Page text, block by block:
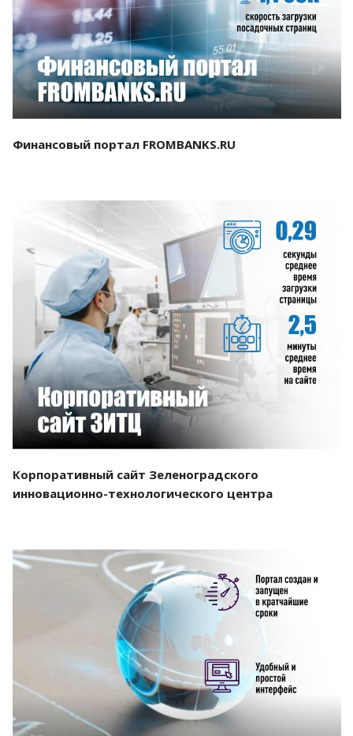
Смотреть проект
Финансовый портал FROMBANKS.RU
Смотреть проект
Корпоративный сайт Зеленоградского
инновационно-технологического центра
Смотреть проект